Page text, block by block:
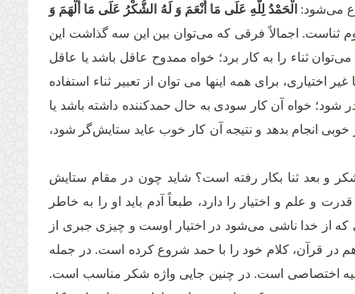
می‌شود: الْحَمْدُ لِلَّهِ عَلَى مَا أَنْعَمَ وَ لَهُ الشُّكْرُ عَلَى مَا أَلْهَمَ وَ
ثناست. اجمالاً فرقی که می‌توان بین این سه گذاشت این
ثناء را به کار برد؛ خواه ممدوح عاقل باشد یا عاقل
اختیاری، برای همه اینها می توان از تعبیر ثناء استفاده
خواه آن کار سودی به حال حمدکننده داشته باشد یا
انجام بدهد و نتیجه آن کار خوب عاید ستایش‌گر شود،
و بعد ثنا بکار رفته است؟ شاید چون در مقام ستایش
و اختیار را دارد، طبعاً آدم باید او را به خاطر
که از خدا ناشی می‌شود در اختیار اوست و چیزی جبری از
قرآن، کلام خود را با حمد شروع کرده است. در جمله
اختصاصی است. در چنین جایی واژه شکر مناسب است.